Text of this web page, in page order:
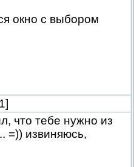
окно с выбором
что тебе нужно из
=)) извиняюсь,